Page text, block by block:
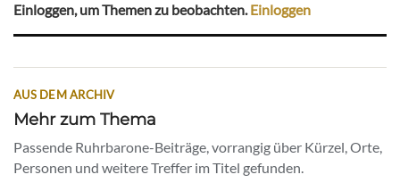
Einloggen, um Themen zu beobachten.Einloggen
AUS DEM ARCHIV
Mehr zum Thema
Passende Ruhrbarone-Beiträge, vorrangig über Kürzel, Orte,
Personen und weitere Treffer im Titel gefunden.